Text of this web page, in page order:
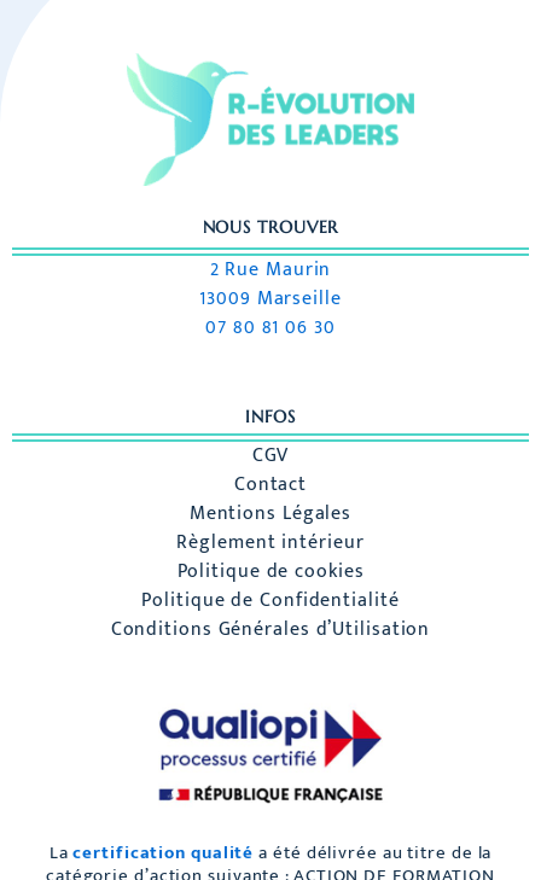
NOUS TROUVER
2 Rue Maurin
13009 Marseille
07 80 81 06 30
INFOS
CGV
Contact
Mentions Légales
Règlement intérieur
Politique de cookies
Politique de Confidentialité
Conditions Générales d’Utilisation
Lacertification qualité a été délivrée au titre de la